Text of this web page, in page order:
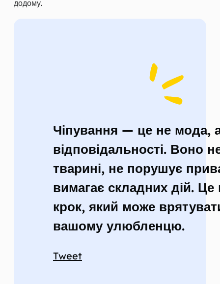
додому.
Чіпування — це не мода,
відповідальності. Воно
тварині, не порушує
вимагає складних дій. Це
крок, який може
вашому улюбленцю.
Tweet